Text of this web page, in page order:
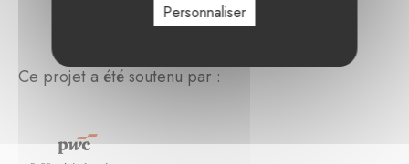
Ce projet a été soutenu par :
Personnaliser